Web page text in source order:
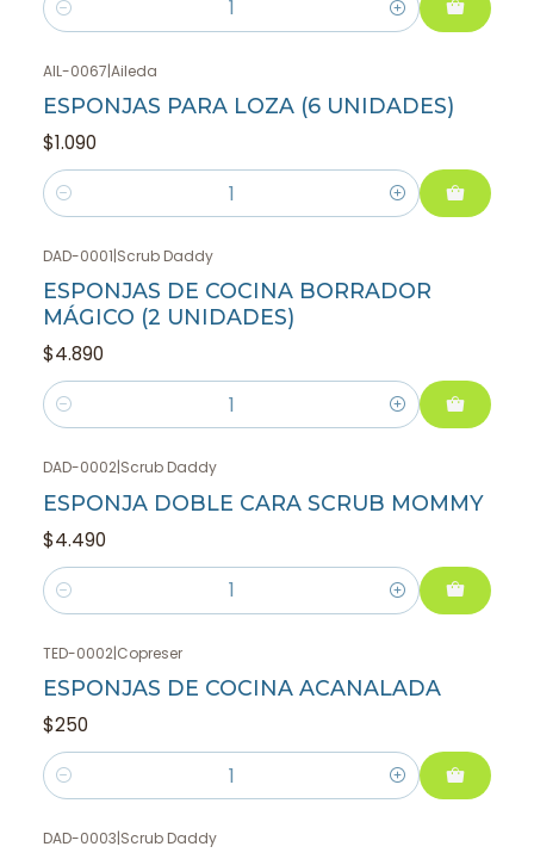
Cantidad
AIL-0067|Aileda
ESPONJAS PARA LOZA (6 UNIDADES)
$1.090
Cantidad
DAD-0001|Scrub Daddy
ESPONJAS DE COCINA BORRADOR
MÁGICO (2 UNIDADES)
$4.890
Cantidad
DAD-0002|Scrub Daddy
ESPONJA DOBLE CARA SCRUB MOMMY
$4.490
Cantidad
TED-0002|Copreser
ESPONJAS DE COCINA ACANALADA
$250
Cantidad
DAD-0003|Scrub Daddy